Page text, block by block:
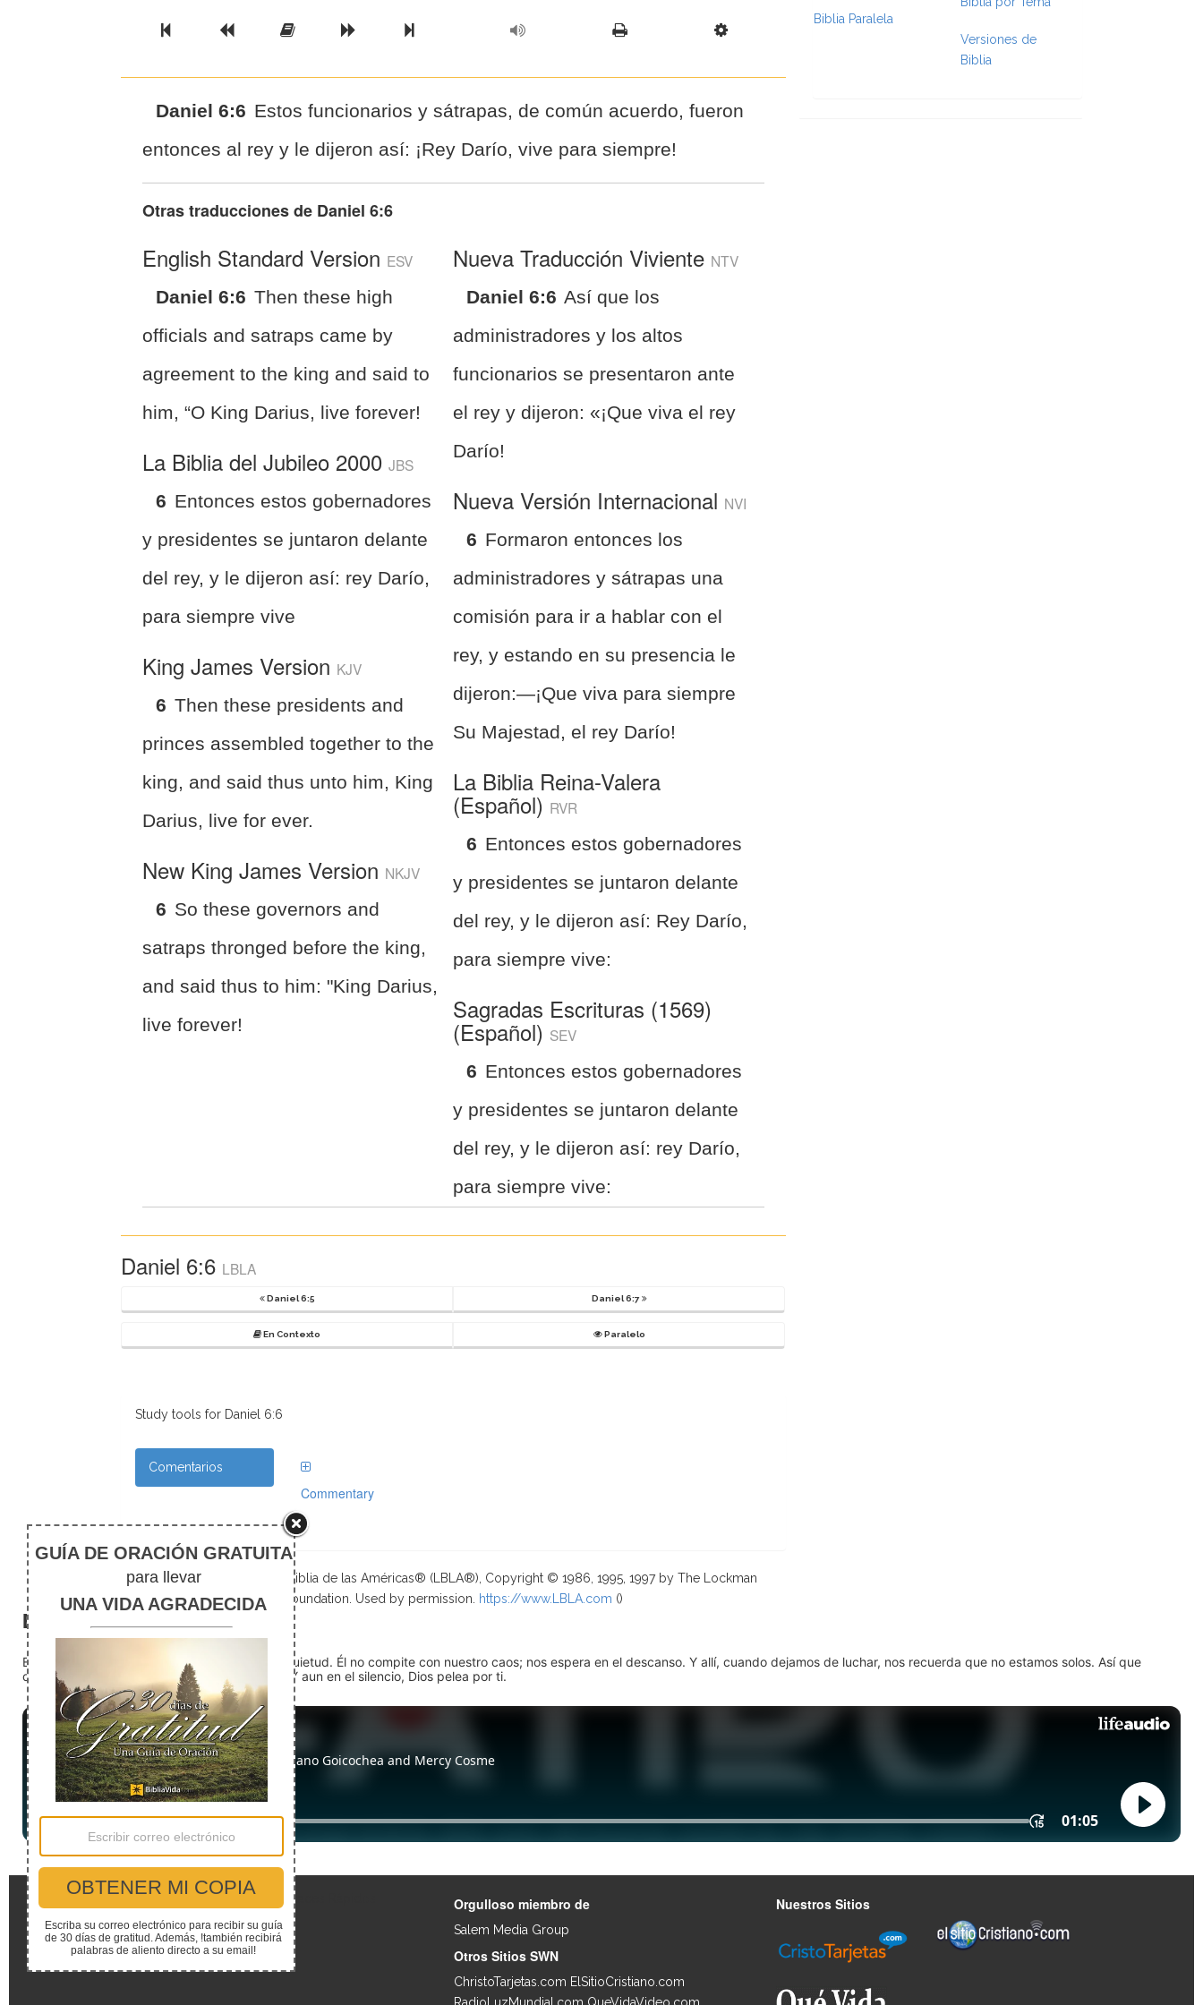
Previous BookPrevious Chapter
Read the Full Chapter
Next Chapter
Next Book Scripture Formatting
Daniel 6:6 Estos funcionarios y sátrapas, de común acuerdo, fueron
entonces al rey y le dijeron así: ¡Rey Darío, vive para siempre!
Otras traducciones de Daniel 6:6
English Standard Version ESV
Daniel 6:6 Then these high
officials and satraps came by
agreement to the king and said to
him, “O King Darius, live forever!
La Biblia del Jubileo 2000JBS
6 Entonces estos gobernadores
y presidentes se juntaron delante
del rey, y le dijeron así: rey Darío,
para siempre vive
King James Version KJV
6 Then these presidents and
princes assembled together to the
king, and said thus unto him, King
Darius, live for ever.
New King James Version NKJV
6 So these governors and
satraps thronged before the king,
and said thus to him: "King Darius,
live forever!
Nueva Traducción Viviente NTV
Daniel 6:6 Así que los
administradores y los altos
funcionarios se presentaron ante
el rey y dijeron: «¡Que viva el rey
Darío!
Nueva Versión Internacional NVI
6 Formaron entonces los
administradores y sátrapas una
comisión para ir a hablar con el
rey, y estando en su presencia le
dijeron:—¡Que viva para siempre
Su Majestad, el rey Darío!
La Biblia Reina-Valera
(Español) RVR
6 Entonces estos gobernadores
y presidentes se juntaron delante
del rey, y le dijeron así: Rey Darío,
para siempre vive:
Sagradas Escrituras (1569)
(Español) SEV
6 Entonces estos gobernadores
y presidentes se juntaron delante
del rey, y le dijeron así: rey Darío,
para siempre vive:
Daniel 6:6 LBLA
Daniel 6:5 Daniel 6:7
En Contexto Paralelo
Study tools for Daniel 6:6
Comentarios
Commentary
Scripture taken from La Biblia de las Américas® (LBLA®), Copyright © 1986, 1995, 1997 by The Lockman
Foundation. Used by permission.
https://www.LBLA.com ()
Biblia Paralela
Versiones de
Biblia
El silencio
En medio del ruido, Dios nos encuentra en la quietud. Él no compite con nuestro caos; nos espera en el descanso. Y allí, cuando dejamos de luchar, nos recuerda que no estamos solos. Así que
detente (quédate quieto) Dios está presente. Y aun en el silencio, Dios pelea por ti.
Enlaces Rápidos Orgulloso miembro de
Salem Media Group
Otros Sitios SWN
ChristoTarjetas.com ElSitioCristiano.com
RadioLuzMundial.com QueVidaVideo.com
Nuestros Sitios